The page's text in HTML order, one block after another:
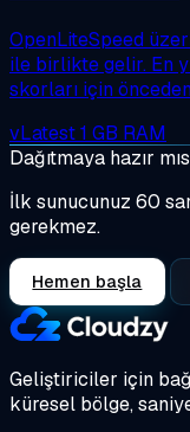
OpenLiteSpeed
ile birlikte gelir. En
skorları için önceden
vLatest1 GB RAM
Dağıtmaya hazır
İlk sunucunuz 60
gerekmez.
Hemen başla
Geliştiriciler için
küresel bölge,